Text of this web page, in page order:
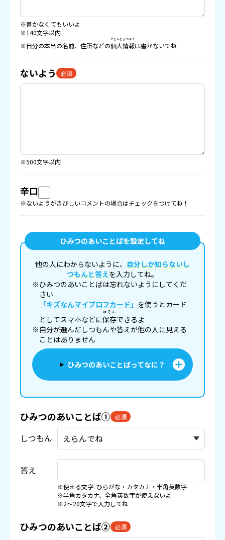
※書かなくてもいいよ
※140文字以内
※自分の本当の名前、住所などの個人情報
こじんじょうほう
は書かないでね
ないよう 必須
※500文字以内
辛口
※ないようがきびしいコメントの場合はチェックをつけてね！
ひみつのあいことばを設定してね
他の人にわからないように、 自分しか知らないし
つもんと答えを入力してね。
※ひみつのあいことばは忘れないようにしてくだ
さい
「キズなんマイプロフカード」 を使うとカード
としてスマホなどに保存
ほぞん
できるよ
※自分が選んだしつもんや答えが他の人に見える
ことはありません
ひみつのあいことばってなに？
ひみつのあいことば① 必須
しつもん
答え
※使える文字: ひらがな・カタカナ・半角英数字
※半角カタカナ、全角英数字が使えないよ
※2〜20文字で入力してね
ひみつのあいことば② 必須